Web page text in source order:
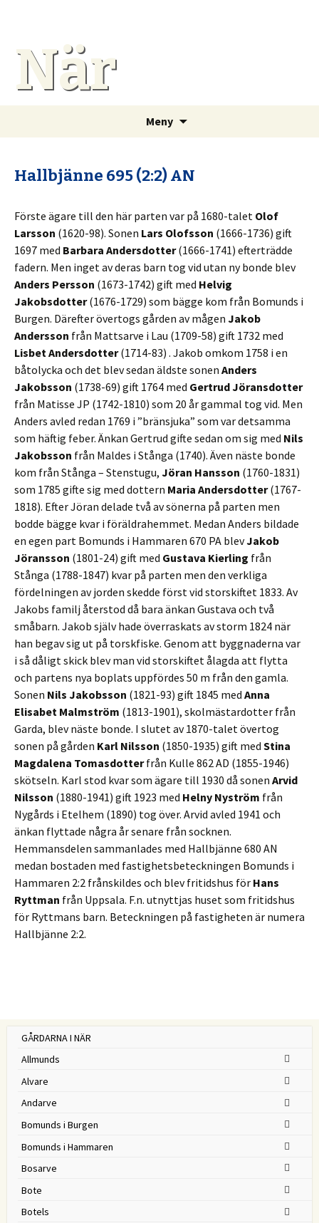
När
Meny
Hallbjänne 695 (2:2) AN
Förste ägare till den här parten var på 1680-talet Olof
Larsson (1620-98). Sonen Lars Olofsson (1666-1736) gift
1697 med Barbara Andersdotter(1666-1741) efterträdde
fadern. Men inget av deras barn tog vid utan ny bonde blev
Anders Persson (1673-1742) gift med Helvig
Jakobsdotter(1676-1729) som bägge kom från Bomunds i
Burgen. Därefter övertogs gården av mågen Jakob
Andersson från Mattsarve i Lau (1709-58) gift 1732 med
Lisbet Andersdotter(1714-83) . Jakob omkom 1758 i en
båtolycka och det blev sedan äldste sonen Anders
Jakobsson (1738-69) gift 1764 med Gertrud Jöransdotter
från Matisse JP (1742-1810) som 20 år gammal tog vid. Men
Anders avled redan 1769 i ”bränsjuka” som var detsamma
som häftig feber. Änkan Gertrud gifte sedan om sig med Nils
Jakobsson från Maldes i Stånga (1740). Även näste bonde
kom från Stånga – Stenstugu, Jöran Hansson (1760-1831)
som 1785 gifte sig med dottern Maria Andersdotter(1767-
1818). Efter Jöran delade två av sönerna på parten men
bodde bägge kvar i föräldrahemmet. Medan Anders bildade
en egen part Bomunds i Hammaren 670 PA blevJakob
Jöransson (1801-24) gift med Gustava Kierling från
Stånga (1788-1847) kvar på parten men den verkliga
fördelningen av jorden skedde först vid storskiftet 1833. Av
Jakobs familj återstod då bara änkan Gustava och två
småbarn. Jakob själv hade överraskats av storm 1824 när
han begav sig ut på torskfiske. Genom att byggnaderna var
i så dåligt skick blev man vid storskiftet ålagda att flytta
och partens nya boplats uppfördes 50 m från den gamla.
Sonen Nils Jakobsson (1821-93) gift 1845 med Anna
Elisabet Malmström (1813-1901), skolmästardotter från
Garda, blev näste bonde. I slutet av 1870-talet övertog
sonen på gården Karl Nilsson (1850-1935) gift med Stina
Magdalena Tomasdotterfrån Kulle 862 AD (1855-1946)
skötseln. Karl stod kvar som ägare till 1930 då sonen Arvid
Nilsson (1880-1941) gift 1923 med Helny Nyström från
Nygårds i Etelhem (1890) tog över. Arvid avled 1941 och
änkan flyttade några år senare från socknen.
Hemmansdelen sammanlades med Hallbjänne 680 AN
medan bostaden med fastighetsbeteckningen Bomunds i
Hammaren 2:2 frånskildes och blev fritidshus för Hans
Ryttman från Uppsala. F.n. utnyttjas huset som fritidshus
för Ryttmans barn. Beteckningen på fastigheten är numera
Hallbjänne 2:2.
GÅRDARNA I NÄR
Allmunds
Alvare
Andarve
Bomunds i Burgen
Bomunds i Hammaren
Bosarve
Bote
Botels